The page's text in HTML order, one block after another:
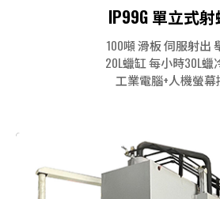
IP99G 單立式
100噸 滑板 伺服射出
20L蠟缸 每小時30L蠟
工業電腦+人機螢幕